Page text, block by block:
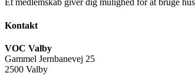
Et medlemskab giver dig mulighed for at bruge
Kontakt
VOC Valby
Gammel Jernbanevej 25
2500 Valby